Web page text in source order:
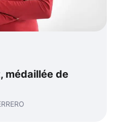
médaillée de